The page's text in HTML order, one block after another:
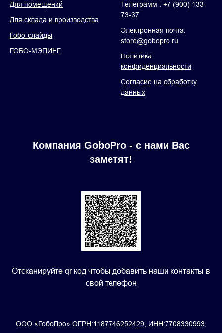
Для помещений
Для склада и производства
Гобо-слайды
ГОБО-МЭПИНГ
Телеграмм : +7 (900) 133-
73-37
Электронная почта:
store@gobopro.ru
Политика
конфиденциальности
Согласие на обработку
данных
Компания GoboPro - с нами Вас
заметят!
Отсканируйте qr код чтобы добавить наши контакты в
свой телефон
ООО «ГобоПро» ОГРН:1187746252429, ИНН:7708330993,